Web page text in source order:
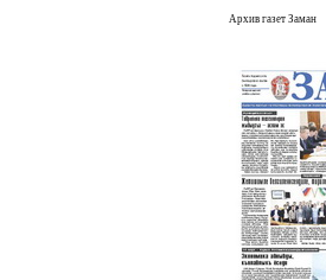
Архив газет Заман